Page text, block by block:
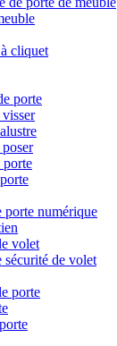
cliquet
porte
porte
porte numérique
volet
sécurité de volet
porte